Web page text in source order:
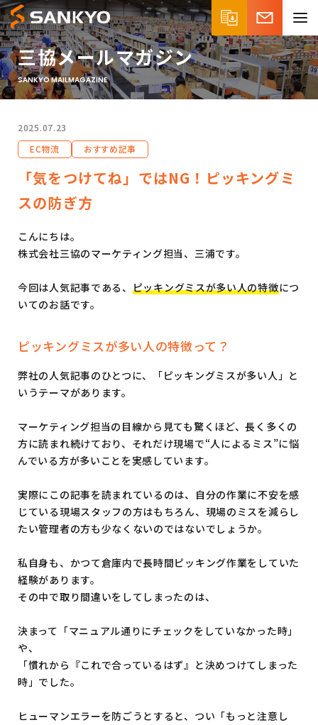
三協メールマガジン
SANKYO MAILMAGAZINE
2025.07.23
EC物流
おすすめ記事
「気をつけてね」ではNG！ピッキングミ
スの防ぎ方
こんにちは。
株式会社三協のマーケティング担当、三浦です。
今回は人気記事である、 ピッキングミスが多い人の特徴につ
いてのお話です。
ピッキングミスが多い人の特徴って？
弊社の人気記事のひとつに、「ピッキングミスが多い人」と
いうテーマがあります。
マーケティング担当の目線から見ても驚くほど、長く多くの
方に読まれ続けており、それだけ現場で“人によるミス”に悩
んでいる方が多いことを実感しています。
実際にこの記事を読まれているのは、自分の作業に不安を感
じている現場スタッフの方はもちろん、現場のミスを減らし
たい管理者の方も少なくないのではないでしょうか。
私自身も、かつて倉庫内で長時間ピッキング作業をしていた
経験があります。
その中で取り間違いをしてしまったのは、
決まって「マニュアル通りにチェックをしていなかった時」
や、
「慣れから『これで合っているはず』と決めつけてしまった
時」でした。
ヒューマンエラーを防ごうとすると、つい「もっと注意し